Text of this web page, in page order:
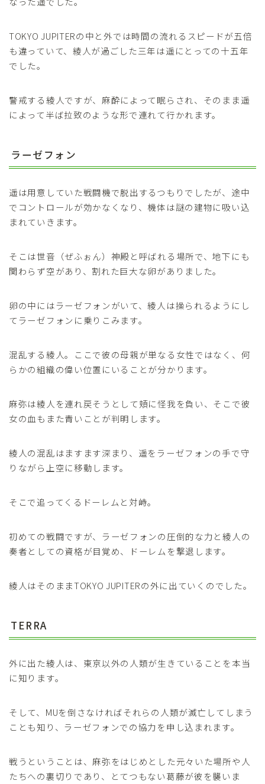
TOKYO JUPITERの中と外では時間の流れるスピードが五倍
も違っていて、綾人が過ごした三年は遥にとっての十五年
でした。
警戒する綾人ですが、麻酔によって眠らされ、そのまま遥
によって半ば拉致のような形で連れて行かれます。
ラーゼフォン
遥は用意していた戦闘機で脱出するつもりでしたが、途中
でコントロールが効かなくなり、機体は謎の建物に吸い込
まれていきます。
そこは世音（ぜふぉん）神殿と呼ばれる場所で、地下にも
関わらず空があり、割れた巨大な卵がありました。
卵の中にはラーゼフォンがいて、綾人は操られるようにし
てラーゼフォンに乗りこみます。
混乱する綾人。ここで彼の母親が単なる女性ではなく、何
らかの組織の偉い位置にいることが分かります。
麻弥は綾人を連れ戻そうとして頬に怪我を負い、そこで彼
女の血もまた青いことが判明します。
綾人の混乱はますます深まり、遥をラーゼフォンの手で守
りながら上空に移動します。
そこで追ってくるドーレムと対峙。
初めての戦闘ですが、ラーゼフォンの圧倒的な力と綾人の
奏者としての資格が目覚め、ドーレムを撃退します。
綾人はそのままTOKYO JUPITERの外に出ていくのでした。
TERRA
外に出た綾人は、東京以外の人類が生きていることを本当
に知ります。
そして、MUを倒さなければそれらの人類が滅亡してしまう
ことも知り、ラーゼフォンでの協力を申し込まれます。
戦うということは、麻弥をはじめとした元々いた場所や人
たちへの裏切りであり、とてつもない葛藤が彼を襲いま